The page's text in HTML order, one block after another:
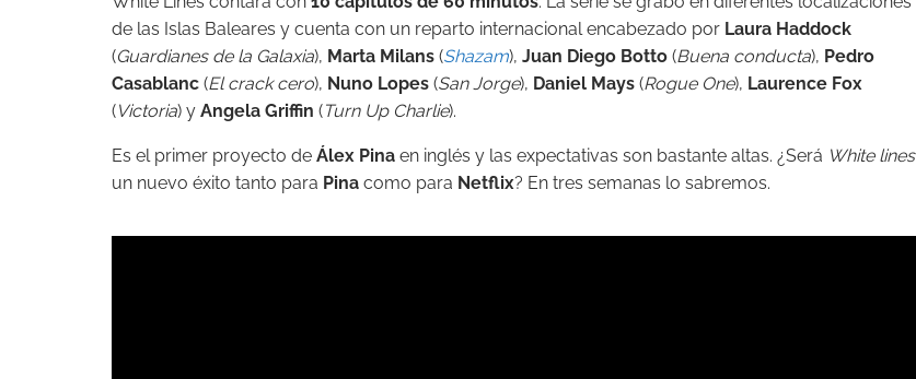
de las Islas Baleares y cuenta con un reparto internacional encabezado por Laura Haddock
(Guardianes de la Galaxia), Marta Milans (Shazam), Juan Diego Botto (Buena conducta), Pedro
Casablanc (El crack cero), Nuno Lopes (San Jorge), Daniel Mays (Rogue One), Laurence Fox
(Victoria) y Angela Griffin (Turn Up Charlie).
Es el primer proyecto de Álex Pina en inglés y las expectativas son bastante altas. ¿Será White lines
un nuevo éxito tanto para Pina como para Netflix? En tres semanas lo sabremos.